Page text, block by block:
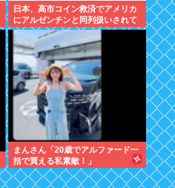
日本、高市コイン救済でアメリカ
にアルゼンチンと同列扱いされて
いた
まんさん「20歳でアルファード一
括で買える私素敵！」